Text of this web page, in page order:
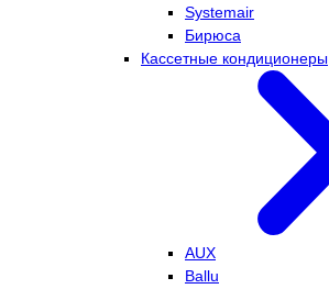
Systemair
Бирюса
Кассетные кондиционеры
AUX
Ballu